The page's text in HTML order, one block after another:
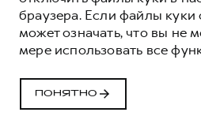
просьба обращаться к ближайшему
«Грейт Волл Мотор Рус» либо по
511-59-86, либо на сайте.
информация может быть изменена в
© 2026 ООО «УК «Тон-Авто»
Политика
Юридическая информация
Сделано в ПЕРКС
браузера. Если файлы куки
может означать, что вы не
мере использовать все
ПОНЯТНО